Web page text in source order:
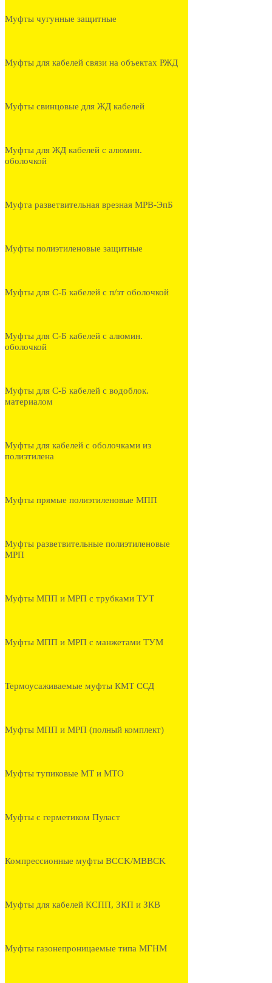
Муфты чугунные защитные
Муфты для кабелей связи на объектах РЖД
Муфты свинцовые для ЖД кабелей
Муфты для ЖД кабелей с алюмин.
оболочкой
Муфта разветвительная врезная МРВ-ЭпБ
Муфты полиэтиленовые защитные
Муфты для С-Б кабелей с п/эт оболочкой
Муфты для С-Б кабелей с алюмин.
оболочкой
Муфты для С-Б кабелей с водоблок.
материалом
Муфты для кабелей с оболочками из
полиэтилена
Муфты прямые полиэтиленовые МПП
Муфты разветвительные полиэтиленовые
МРП
Муфты МПП и МРП с трубками ТУТ
Муфты МПП и МРП с манжетами ТУМ
Термоусаживаемые муфты КМТ ССД
Муфты МПП и МРП (полный комплект)
Муфты тупиковые МТ и МТО
Муфты с герметиком Пуласт
Компрессионные муфты BCCK/MBBCK
Муфты для кабелей КСПП, ЗКП и ЗКВ
Муфты газонепроницаемые типа МГНМ